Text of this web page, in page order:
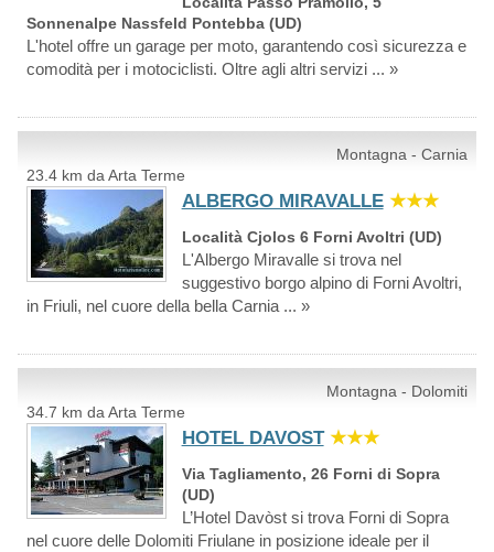
Sonnenalpe Nassfeld Pontebba (UD)
L'hotel offre un garage per moto, garantendo così sicurezza e
comodità per i motociclisti. Oltre agli altri servizi ... »
Montagna - Carnia
23.4 km da Arta Terme
ALBERGO MIRAVALLE ★★★
Località Cjolos 6 Forni Avoltri (UD)
L'Albergo Miravalle si trova nel
suggestivo borgo alpino di Forni Avoltri,
in Friuli, nel cuore della bella Carnia ... »
Montagna - Dolomiti
34.7 km da Arta Terme
HOTEL DAVOST ★★★
Via Tagliamento, 26 Forni di Sopra
(UD)
L’Hotel Davòst si trova Forni di Sopra
nel cuore delle Dolomiti Friulane in posizione ideale per il